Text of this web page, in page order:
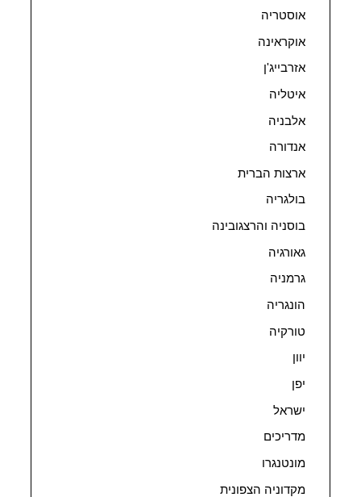
אוסטריה
אוקראינה
אזרבייג'ן
איטליה
אלבניה
אנדורה
ארצות הברית
בולגריה
בוסניה והרצגובינה
גאורגיה
גרמניה
הונגריה
טורקיה
יוון
יפן
ישראל
מדריכים
מונטנגרו
מקדוניה הצפונית